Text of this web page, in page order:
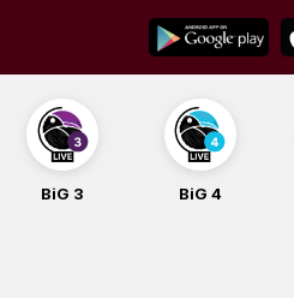
content
BiG 3 BiG 4